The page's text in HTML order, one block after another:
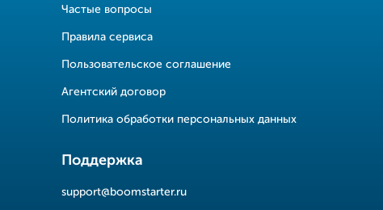
Частые вопросы
Правила сервиса
Пользовательское соглашение
Агентский договор
Политика обработки персональных данных
Поддержка
support@boomstarter.ru